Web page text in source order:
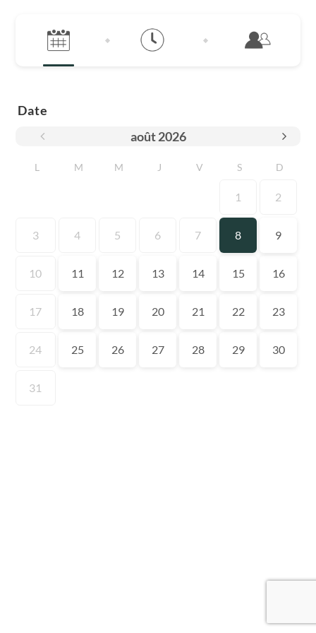
Date
août 2026
L M M J V S D
1 2
3 4 5 6 7 8 9
10 11 12 13 14 15 16
17 18 19 20 21 22 23
24 25 26 27 28 29 30
31